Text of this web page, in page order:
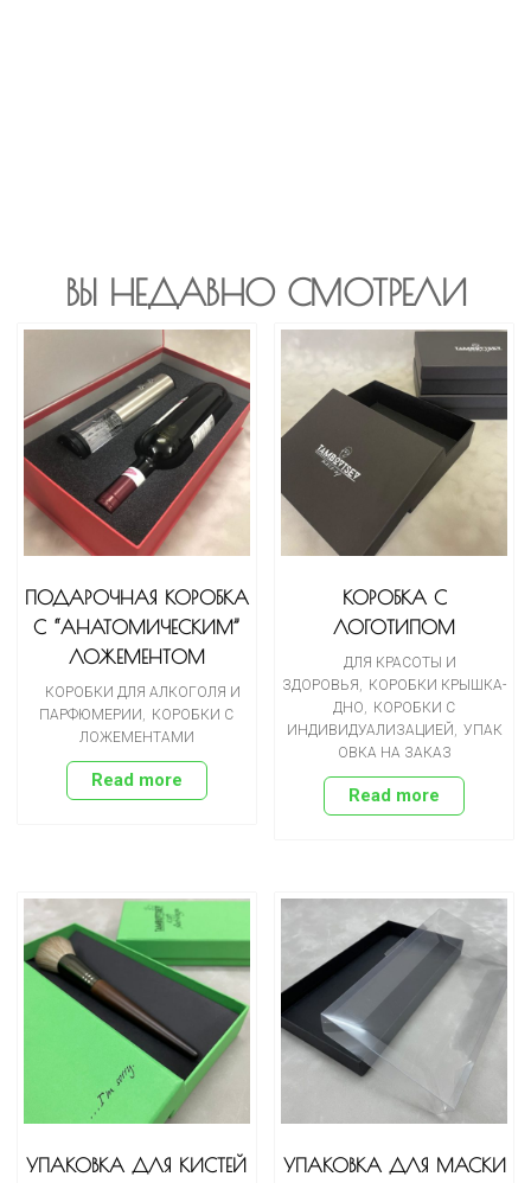
ВЫ НЕДАВНО СМОТРЕЛИ
ПОДАРОЧНАЯ КОРОБКА
С “АНАТОМИЧЕСКИМ”
ЛОЖЕМЕНТОМ
КОРОБКИ ДЛЯ АЛКОГОЛЯ И
ПАРФЮМЕРИИ
КОРОБКИ С
ЛОЖЕМЕНТАМИ
Read more
КОРОБКА С
ЛОГОТИПОМ
ДЛЯ КРАСОТЫ И
ЗДОРОВЬЯ
КОРОБКИ КРЫШКА-
ДНО
КОРОБКИ С
ИНДИВИДУАЛИЗАЦИЕЙ
УПАК
ОВКА НА ЗАКАЗ
Read more
УПАКОВКА ДЛЯ КИСТЕЙ
УПАКОВКА ДЛЯ МАСКИ